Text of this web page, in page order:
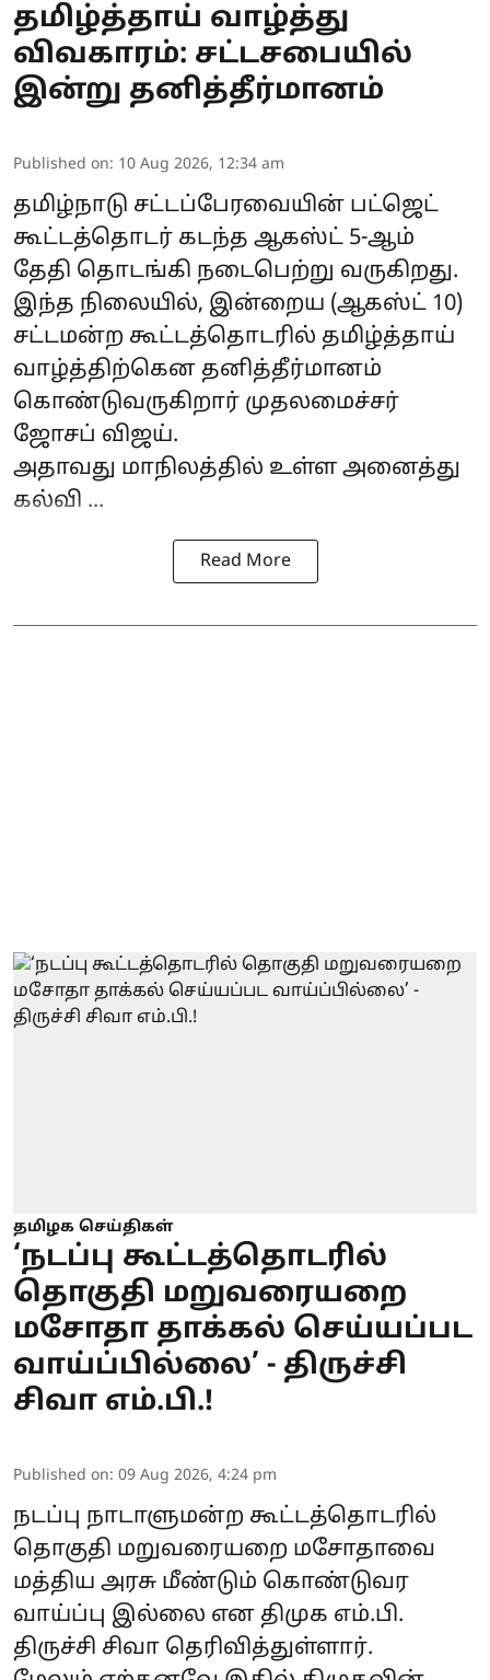
தமிழ்த்தாய் வாழ்த்து
விவகாரம்: சட்டசபையில்
இன்று தனித்தீர்மானம்
Published on: 10 Aug 2026, 12:34 am
தமிழ்நாடு சட்டப்பேரவையின் பட்ஜெட்
கூட்டத்தொடர் கடந்த ஆகஸ்ட் 5-ஆம்
தேதி தொடங்கி நடைபெற்று வருகிறது.
இந்த நிலையில், இன்றைய (ஆகஸ்ட் 10)
சட்டமன்ற கூட்டத்தொடரில் தமிழ்த்தாய்
வாழ்த்திற்கென தனித்தீர்மானம்
கொண்டுவருகிறார் முதலமைச்சர்
ஜோசப் விஜய்.
அதாவது மாநிலத்தில் உள்ள அனைத்து
கல்வி ...
Read More
தமிழக செய்திகள்
‘நடப்பு கூட்டத்தொடரில்
தொகுதி மறுவரையறை
மசோதா தாக்கல் செய்யப்பட
வாய்ப்பில்லை’ - திருச்சி
சிவா எம்.பி.!
Published on: 09 Aug 2026, 4:24 pm
நடப்பு நாடாளுமன்ற கூட்டத்தொடரில்
தொகுதி மறுவரையறை மசோதாவை
மத்திய அரசு மீண்டும் கொண்டுவர
வாய்ப்பு இல்லை என திமுக எம்.பி.
திருச்சி சிவா தெரிவித்துள்ளார்.